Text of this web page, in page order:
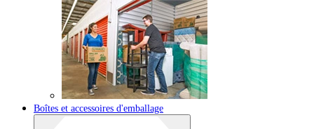
Boîtes et accessoires d'emballage